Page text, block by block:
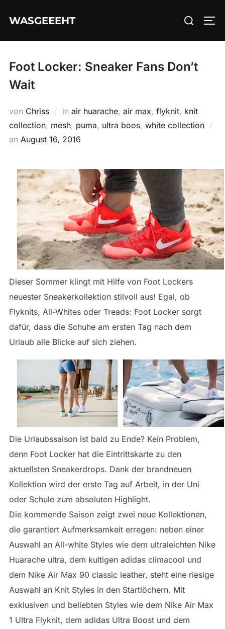
InhaltWASGEEEHT
Suchen
Foot Locker: Sneaker Fans Don’t
Wait
von Chriss in air huarache, air max, flyknit, knit
collection, mesh, puma, ultra boos, white collection
an Veröffentlicht
August 16, 2016
Dieser Sommer klingt mit Hilfe von Foot Lockers
neuester Sneakerkollektion stilvoll aus! Egal, ob
Flyknits, All-Whites oder Treads: Foot Locker sorgt
dafür, dass die Schuhe am ersten Tag nach dem
Urlaub alle Blicke auf sich ziehen.
Die Urlaubssaison ist bald zu Ende? Kein Problem,
denn Foot Locker hat die Eintrittskarte zu den
aktuellsten Sneakerdrops. Dank der brandneuen
Kollektion wird der erste Tag auf Arbeit, in der Uni
oder Schule zum absoluten Highlight.
Die kommende Saison zeigt zwei neue Kollektionen,
die garantiert Aufmerksamkeit erregen: neben einer
Auswahl an All-white Styles wie dem ultraleichten Nike
Huarache ultra, dem kultigen adidas climacool und
dem Nike Air Max 90 classic leather, steht eine riesige
Auswahl an Knit Styles in den Startlöchern. Mit
exklusiven und beliebten Styles wie dem Nike Air Max
1 Ultra Flyknit, dem adidas Ultra Boost und dem